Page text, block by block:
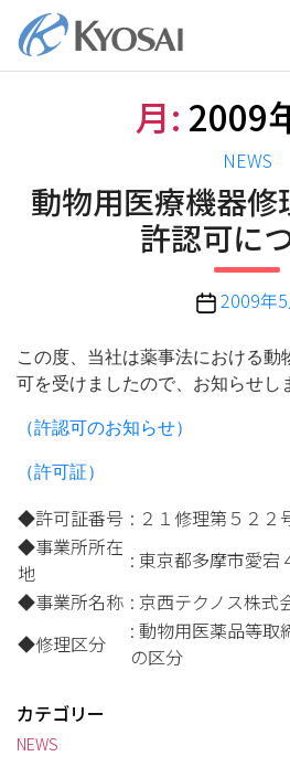
テ
月: 2009
カ
テ
ゴ
リ
ー
NEWS
動物用医療機器修
許認可に
投
日
2009年
この度、当社は薬事法における動
可を受けましたので、お知らせし
（許認可のお知らせ）
（許可証）
◆許可証番号 : ２１修理第５２２
◆事業所所在
地
: 東京都多摩市愛宕
◆事業所名称 : 京西テクノス株式
◆修理区分
: 動物用医薬品等取
の区分
カテゴリー
NEWS